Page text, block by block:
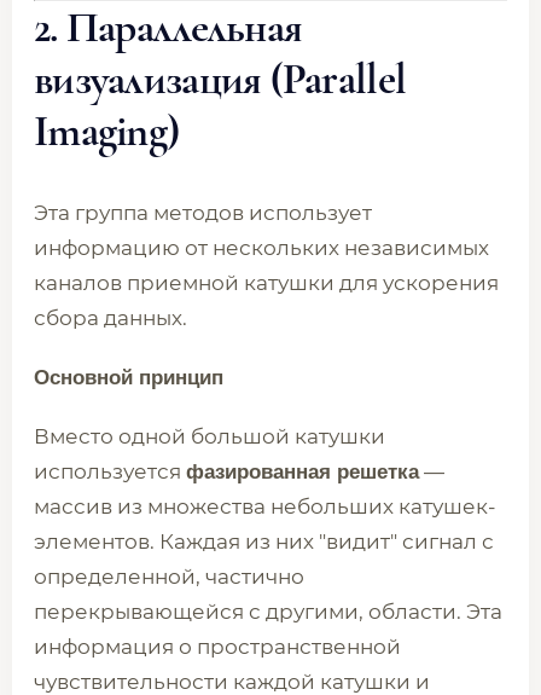
2. Параллельная
визуализация (Parallel
Imaging)
Эта группа методов использует
информацию от нескольких независимых
каналов приемной катушки для ускорения
сбора данных.
Основной принцип
Вместо одной большой катушки
используется фазированная решетка—
массив из множества небольших катушек-
элементов. Каждая из них "видит" сигнал с
определенной, частично
перекрывающейся с другими, области. Эта
информация о пространственной
чувствительности каждой катушки и